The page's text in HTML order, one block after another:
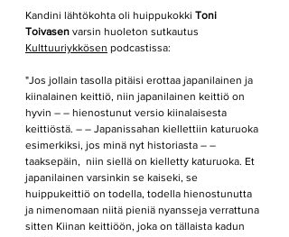
Kandini lähtökohta oli huippukokki Toni
Toivasen varsin huoleton sutkautus
Kulttuuriykkösen podcastissa:
"Jos jollain tasolla pitäisi erottaa japanilainen ja
kiinalainen keittiö, niin japanilainen keittiö on
hyvin – – hienostunut versio kiinalaisesta
keittiöstä. – – Japanissahan kiellettiin katuruoka
esimerkiksi, jos minä nyt historiasta – –
taaksepäin,  niin siellä on kielletty katuruoka. Et
japanilainen varsinkin se kaiseki, se
huippukeittiö on todella, todella hienostunutta
ja nimenomaan niitä pieniä nyansseja verrattuna
sitten Kiinan keittiöön, joka on tällaista kadun